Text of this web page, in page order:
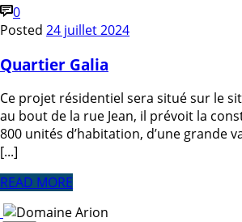
0
Posted 24 juillet 2024
Quartier Galia
Ce projet résidentiel sera situé sur le
au bout de la rue Jean, il prévoit la
800 unités d’habitation, d’une grande
[...]
READ MORE